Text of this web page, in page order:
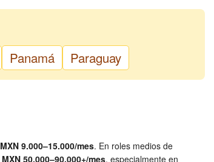
Panamá Paraguay
MXN 9.000–15.000/mes. En roles medios de
MXN 50.000–90.000+/mes, especialmente en